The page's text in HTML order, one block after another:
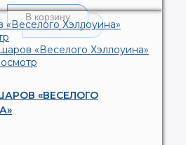
В корзину
В корзину
«ВЕСЕЛОГО